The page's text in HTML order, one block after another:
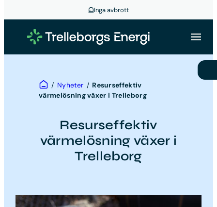
Inga avbrott
Hem/ Nyheter / Resurseffektiv
värmelösning växer i Trelleborg
Resurseffektiv
värmelösning växer i
Trelleborg